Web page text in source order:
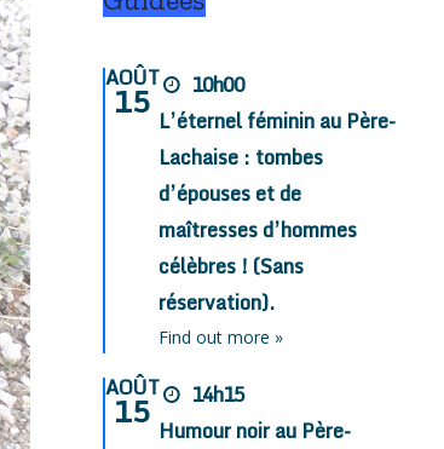
AOÛT
15
10h00
L’éternel féminin au Père-
Lachaise : tombes
d’épouses et de
maîtresses d’hommes
célèbres ! (Sans
réservation).
Find out more »
AOÛT
15
14h15
Humour noir au Père-